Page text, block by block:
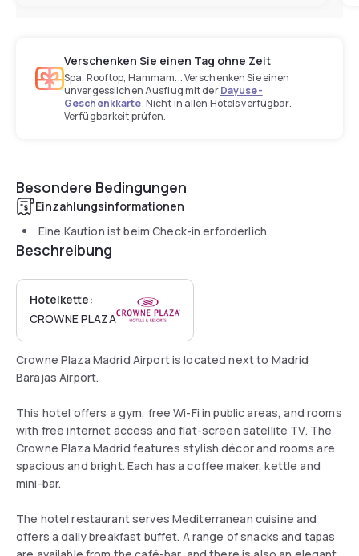
Verschenken Sie einen Tag ohne Zeit
Spa, Rooftop, Hammam... Verschenken Sie einen
unvergesslichen Ausflug mit derDayuse-
Geschenkkarte. Nicht in allen Hotels verfügbar.
Verfügbarkeit prüfen.
Besondere Bedingungen
Einzahlungsinformationen
Eine Kaution ist beim Check-in erforderlich
Beschreibung
Hotelkette:
CROWNE PLAZA
Crowne Plaza Madrid Airport is located next to Madrid
Barajas Airport.
This hotel offers a gym, free Wi-Fi in public areas, and rooms
with free internet access and flat-screen satellite TV. The
Crowne Plaza Madrid features stylish décor and rooms are
spacious and bright. Each has a coffee maker, kettle and
mini-bar.
The hotel restaurant serves Mediterranean cuisine and
offers a daily breakfast buffet. A range of snacks and tapas